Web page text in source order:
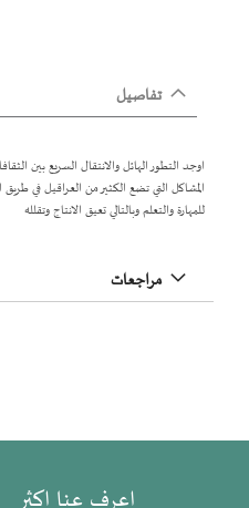
تفاصيل
اوجد التطور الهائل والانتقال السريع بين
المشاكل التي تضع الكثير من العراقيل في
للمهارة والتعلم وبالتالي تعيق الانتاج وتقلله
مراجعات